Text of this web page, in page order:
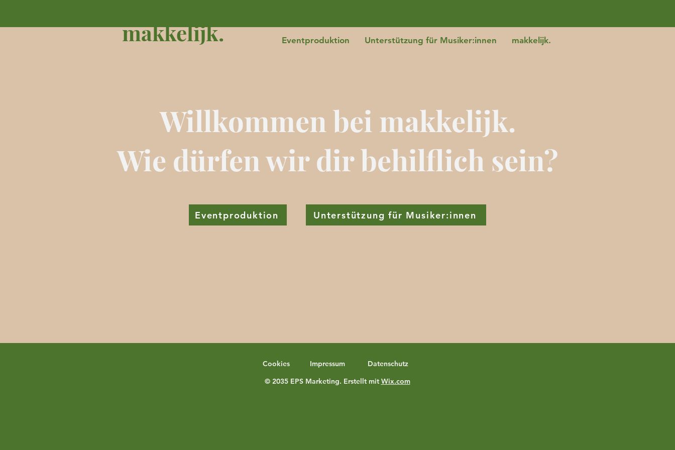
makkelijk. Eventproduktion Unterstützung für Musiker:innen makkelijk.
Willkommen bei makkelijk.
Wie dürfen wir dir behilflich sein?
Eventproduktion Unterstützung für Musiker:innen
Cookies Impressum
Datenschutz
© 2035 EPS Marketing. Erstellt mit Wix.com